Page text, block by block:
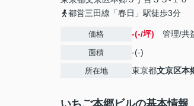
都営三田線「春日」駅徒歩3分
価格 -(-/坪) 管理/共
面積 -(-)
所在地 東京都文京区本
いちご本郷ビルの基本情報